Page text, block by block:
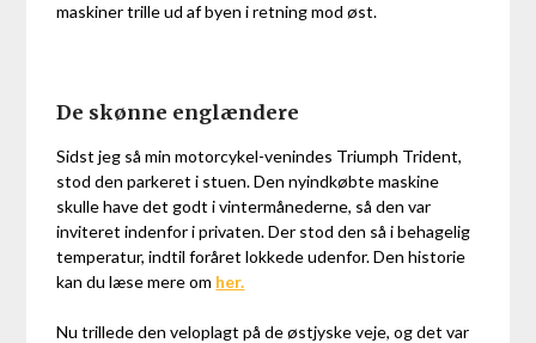
maskiner trille ud af byen i retning mod øst.
De skønne englændere
Sidst jeg så min motorcykel-venindes Triumph Trident,
stod den parkeret i stuen. Den nyindkøbte maskine
skulle have det godt i vintermånederne, så den var
inviteret indenfor i privaten. Der stod den så i behagelig
temperatur, indtil foråret lokkede udenfor. Den historie
kan du læse mere om her.
Nu trillede den veloplagt på de østjyske veje, og det var